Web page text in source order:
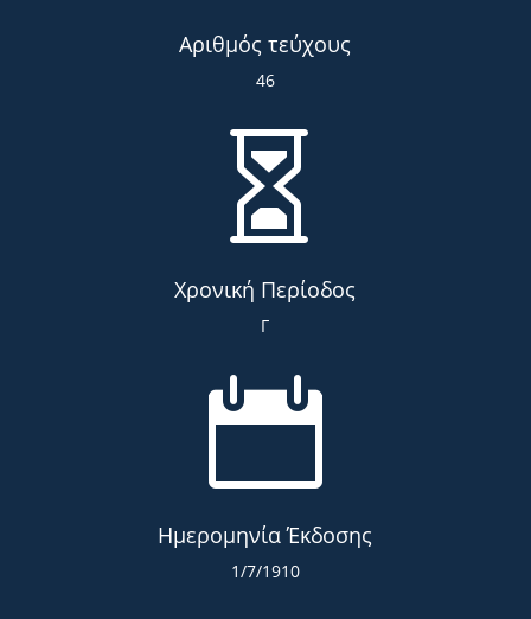
Αριθμός τεύχους
46

Χρονική Περίοδος
Γ

Ημερομηνία Έκδοσης
1/7/1910